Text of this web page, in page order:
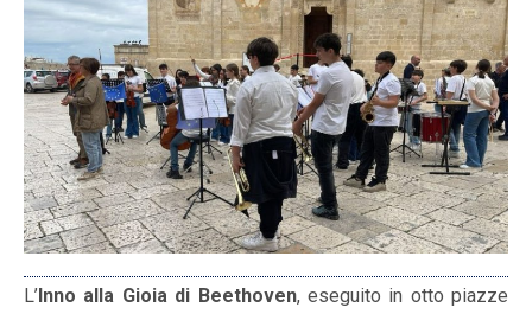
L’ Inno alla Gioia di Beethoven, eseguito in otto piazze